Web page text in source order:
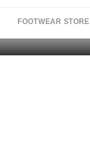
FOOTWEAR STORE